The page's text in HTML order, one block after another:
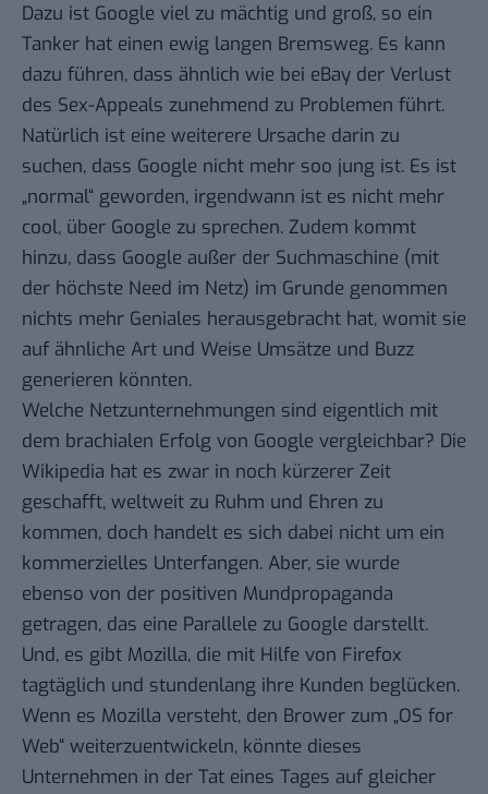
Dazu ist Google viel zu mächtig und groß, so ein
Tanker hat einen ewig langen Bremsweg. Es kann
dazu führen, dass ähnlich wie bei eBay der Verlust
des Sex-Appeals zunehmend zu Problemen führt.
Natürlich ist eine weiterere Ursache darin zu
suchen, dass Google nicht mehr soo jung ist. Es ist
„normal“ geworden, irgendwann ist es nicht mehr
cool, über Google zu sprechen. Zudem kommt
hinzu, dass Google außer der Suchmaschine (mit
der höchste Need im Netz) im Grunde genommen
nichts mehr Geniales herausgebracht hat, womit sie
auf ähnliche Art und Weise Umsätze und Buzz
generieren könnten.
Welche Netzunternehmungen sind eigentlich mit
dem brachialen Erfolg von Google vergleichbar? Die
Wikipedia hat es zwar in noch kürzerer Zeit
geschafft, weltweit zu Ruhm und Ehren zu
kommen, doch handelt es sich dabei nicht um ein
kommerzielles Unterfangen. Aber, sie wurde
ebenso von der positiven Mundpropaganda
getragen, das eine Parallele zu Google darstellt.
Und, es gibt Mozilla, die mit Hilfe von Firefox
tagtäglich und stundenlang ihre Kunden beglücken.
Wenn es Mozilla versteht, den Brower zum „OS for
Web“ weiterzuentwickeln, könnte dieses
Unternehmen in der Tat eines Tages auf gleicher